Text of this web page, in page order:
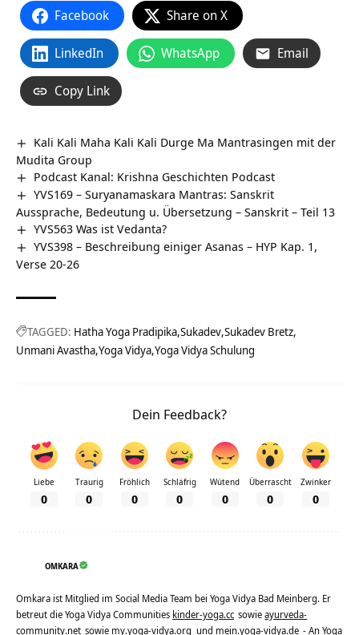
Facebook Share on X
LinkedIn WhatsApp Email
Copy Link
Kali Kali Maha Kali Kali Durge Ma Mantrasingen mit der
Mudita Group
Podcast Kanal: Krishna Geschichten Podcast
YVS169 – Suryanamaskara Mantras: Sanskrit
Aussprache, Bedeutung u. Übersetzung – Sanskrit – Teil 13
YVS563 Was ist Vedanta?
YVS398 – Beschreibung einiger Asanas – HYP Kap. 1,
Verse 20-26
TAGGED: Hatha Yoga Pradipika Sukadev Sukadev Bretz
Unmani Avastha Yoga Vidya Yoga Vidya Schulung
Dein Feedback?
Liebe
0
Traurig
0
Fröhlich
0
Schläfrig
0
Wütend
0
Überrascht
0
Zwinker
0
OMKARA
Omkara ist Mitglied im Social Media Team bei Yoga Vidya Bad Meinberg. Er
betreut die Yoga Vidya Communities kinder-yoga.cc sowieayurveda-
community.net sowie my.yoga-vidya.org und mein.yoga-vidya.de - An Yoga